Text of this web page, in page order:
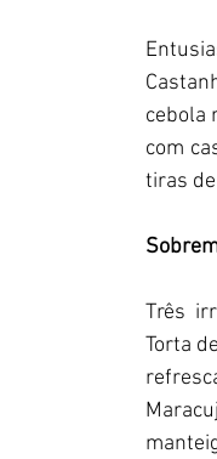
cebola
com
tiras
Três
Torta